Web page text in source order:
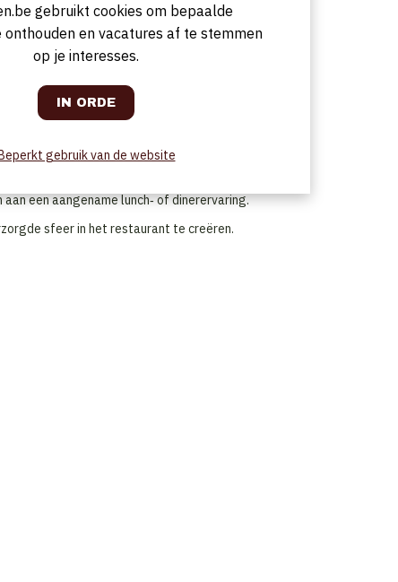
een aangename lunch‑ of dinerervaring.
sfeer in het restaurant te creëren.
gebruikt cookies om bepaalde
onthouden en vacatures af te stemmen
op je interesses.
gebruik van de website